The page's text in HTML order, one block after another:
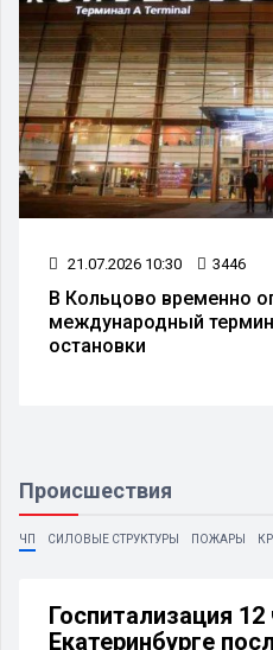
21.07.2026 10:30 3446
В Кольцово временно
международный
остановки
Происшествия
ЧП СИЛОВЫЕ СТРУКТУРЫ ПОЖАРЫ
Госпитализация 12
Екатеринбурге